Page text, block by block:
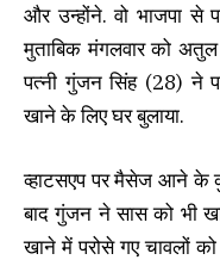
और उन्होंने. वो भाजपा से
मुताबिक मंगलवार को
पत्नी गुंजन सिंह (28) ने
खाने के लिए घर बुलाया.
व्हाटसएप पर मैसेज आने के
बाद गुंजन ने सास को भी
खाने में परोसे गए चावलों